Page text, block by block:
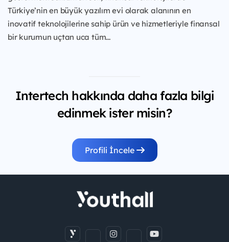
Türkiye’nin en büyük yazılım evi olarak alanının en
inovatif teknolojilerine sahip ürün ve hizmetleriyle finansal
bir kurumun uçtan uca tüm...
Intertech hakkında daha fazla bilgi
edinmek ister misin?
Profili İncele